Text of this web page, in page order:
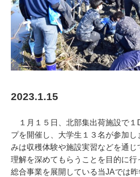
2023.1.15
１月１５日、北部集出荷施設で１
プを開催し、大学生１３名が参加し
みは収穫体験や施設実習などを通じ
理解を深めてもらうことを目的に行
総合事業を展開している当JAでは